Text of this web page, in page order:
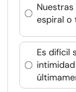
espiral o
Es difícil